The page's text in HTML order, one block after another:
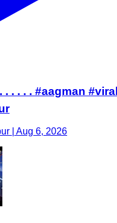
. . . . #aagman
| Aug 6, 2026